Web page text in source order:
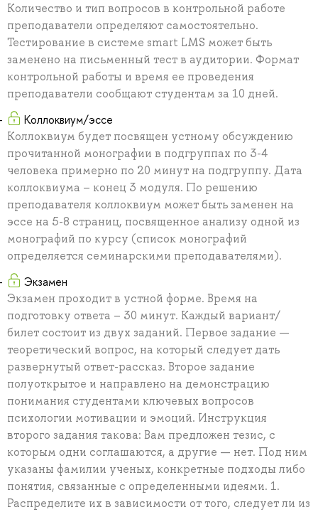
Количество и тип вопросов в контрольной работе
преподаватели определяют самостоятельно.
Тестирование в системе smart LMS может быть
заменено на письменный тест в аудитории. Формат
контрольной работы и время ее проведения
преподаватели сообщают студентам за 10 дней.
Коллоквиум/эссе
Коллоквиум будет посвящен устному обсуждению
прочитанной монографии в подгруппах по 3-4
человека примерно по 20 минут на подгруппу. Дата
коллоквиума – конец 3 модуля. По решению
преподавателя коллоквиум может быть заменен на
эссе на 5-8 страниц, посвященное анализу одной из
монографий по курсу (список монографий
определяется семинарскими преподавателями).
Экзамен
Экзамен проходит в устной форме. Время на
подготовку ответа – 30 минут. Каждый вариант/
билет состоит из двух заданий. Первое задание —
теоретический вопрос, на который следует дать
развернутый ответ-рассказ. Второе задание
полуоткрытое и направлено на демонстрацию
понимания студентами ключевых вопросов
психологии мотивации и эмоций. Инструкция
второго задания такова: Вам предложен тезис, с
которым одни соглашаются, а другие — нет. Под ним
указаны фамилии ученых, конкретные подходы либо
понятия, связанные с определенными идеями. 1.
Распределите их в зависимости от того, следует ли из